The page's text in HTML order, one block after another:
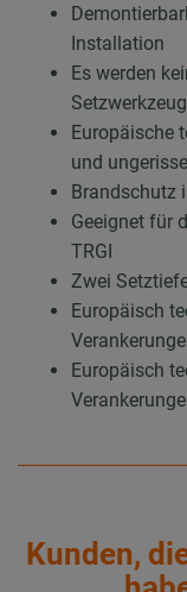
Installation
Es werden
Europäische
und
Brandschutz
Geeignet für
TRGI
Zwei
Europäisch
Europäisch
Kunden,